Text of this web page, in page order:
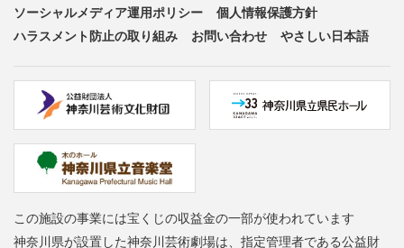
ソーシャルメディア運用ポリシー
個人情報保護方針
ハラスメント防止の取り組み
お問い合わせ やさしい日本語
この施設の事業には宝くじの収益金の一部が使われています
神奈川県が設置した神奈川芸術劇場は、指定管理者である公益財